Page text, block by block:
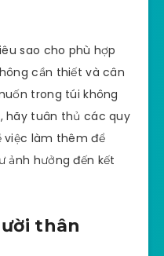
sao cho phù hợp
cần thiết và cân
trong túi không
hãy tuân thủ các quy
việc làm thêm để
ảnh hưởng đến kết
thân